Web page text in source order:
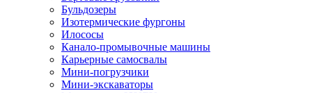
Бульдозеры
Изотермические фургоны
Илососы
Канало-промывочные машины
Карьерные самосвалы
Мини-погрузчики
Мини-экскаваторы